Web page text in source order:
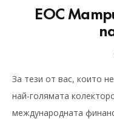
ЕОС
За тези от вас, които
най-голямата
международната